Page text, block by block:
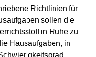
Richtlinien für
sollen die
in Ruhe zu
Hausaufgaben, in